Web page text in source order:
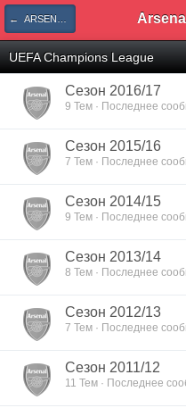
← ARSENAL FC
UEFA Champions League
Сезон 2016/17
9 Тем · Последнее
Сезон 2015/16
7 Тем · Последнее
Сезон 2014/15
9 Тем · Последнее
Сезон 2013/14
8 Тем · Последнее
Сезон 2012/13
7 Тем · Последнее
Сезон 2011/12
11 Тем · Последнее